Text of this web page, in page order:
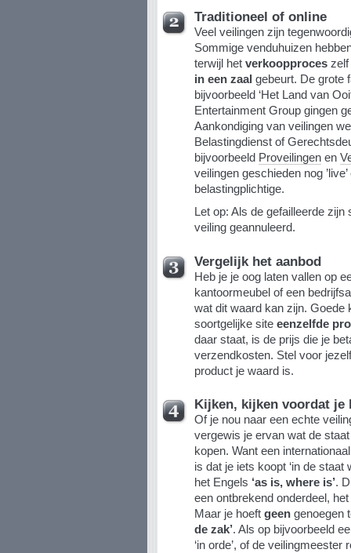
Traditioneel of online
Veel veilingen zijn
Sommige venduhuizen
terwijl het verkoopproceszelf
in een zaal gebeurt. De grote
bijvoorbeeld ‘Het Land van
Entertainment Group gingen
Aankondiging van veilingen
Belastingdienst of
bijvoorbeeld Proveilingenen
veilingen geschieden nog
belastingplichtige.
Let op: Als de gefailleerde
veiling geannuleerd.
Vergelijk het aanbod
Heb je je oog laten vallen op
kantoormeubel of een
wat dit waard kan zijn. Goede
soortgelijke site eenzelfde
daar staat, is de prijs die je
verzendkosten. Stel voor
product je waard is.
Kijken, kijken voordat je
Of je nou naar een echte
vergewis je ervan wat de
kopen. Want een
is dat je iets koopt ‘in de staat
het Engels ‘as is, where is’.
een ontbrekend onderdeel,
Maar je hoeft geengenoegen
de zak’. Als op bijvoorbeeld
‘in orde’, of de